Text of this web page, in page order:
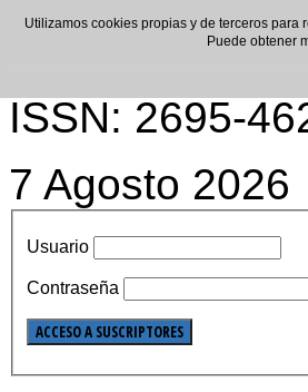
ISSN: 2695-
7 Agosto 2026
Usuario
Contraseña
Utilizamos cookies propias y de terceros
Puede obtener